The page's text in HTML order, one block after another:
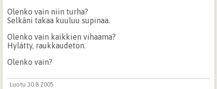
Olenko vain niin turha?
Selkäni takaa kuuluu supinaa.
Olenko vain kaikkien vihaama?
Hylätty, raukkaudeton.
Olenko vain?
Luotu 30.8.2005